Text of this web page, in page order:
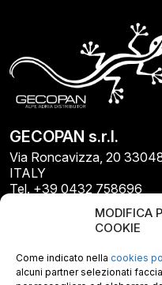
MODIFICA
COOKIE
Come indicato nella cookies
alcuni partner selezionati
GECOPAN s.r.l.
Via Roncavizza, 20
ITALY
Tel. +39 0432 758696
E-mail PEC:
P.I. E C.F. 02487660306
N. REA UD 264834
Capitale sociale € 30.000